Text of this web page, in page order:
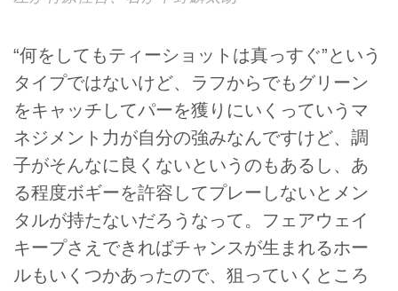
“何をしてもティーショットは真っすぐ”という
タイプではないけど、ラフからでもグリーン
をキャッチしてパーを獲りにいくっていうマ
ネジメント力が自分の強みなんですけど、調
子がそんなに良くないというのもあるし、あ
る程度ボギーを許容してプレーしないとメン
タルが持たないだろうなって。フェアウェイ
キープさえできればチャンスが生まれるホー
ルもいくつかあったので、狙っていくところ